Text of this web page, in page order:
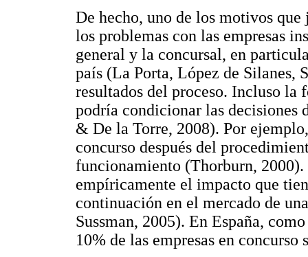
De hecho, uno de los motivos
los problemas con las empresas
general y la concursal, en
país (La Porta, López de Silanes,
resultados del proceso. Incluso la
podría condicionar las decisiones
& De la Torre, 2008). Por
concurso después del
funcionamiento (Thorburn,
empíricamente el impacto que
continuación en el mercado de
Sussman, 2005). En España,
10% de las empresas en concurso